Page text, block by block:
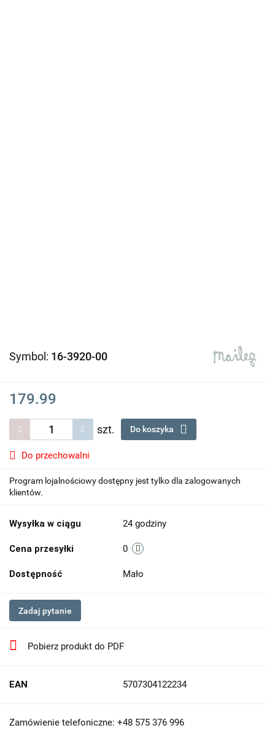
Symbol: 16-3920-00
179.99
szt. Do koszyka
Do przechowalni
Program lojalnościowy dostępny jest tylko dla zalogowanych
klientów.
Wysyłka w ciągu 24 godziny
Cena przesyłki 0
Dostępność Mało
Zadaj pytanie
Pobierz produkt do PDF
EAN 5707304122234
Zamówienie telefoniczne: +48 575 376 996